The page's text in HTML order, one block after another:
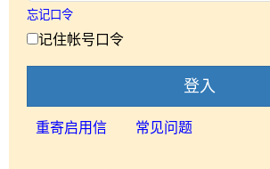
忘记口令
记住帐号口令
登入
重寄启用信 常见问题